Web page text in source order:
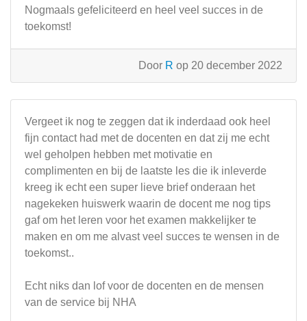
Nogmaals gefeliciteerd en heel veel succes in de
toekomst!
Door R op 20 december 2022
Vergeet ik nog te zeggen dat ik inderdaad ook heel
fijn contact had met de docenten en dat zij me echt
wel geholpen hebben met motivatie en
complimenten en bij de laatste les die ik inleverde
kreeg ik echt een super lieve brief onderaan het
nagekeken huiswerk waarin de docent me nog tips
gaf om het leren voor het examen makkelijker te
maken en om me alvast veel succes te wensen in de
toekomst..
Echt niks dan lof voor de docenten en de mensen
van de service bij NHA